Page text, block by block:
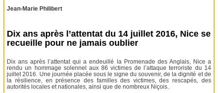
Jean-Marie Philibert
Dix ans après l’attentat du 14 juillet 2016, Nice se
recueille pour ne jamais oublier
Dix ans après l’attentat qui a endeuillé la Promenade des Anglais, Nice a
rendu un hommage solennel aux 86 victimes de l’attaque terroriste du 14
juillet 2016. Une journée placée sous le signe du souvenir, de la dignité et de
la résilience, en présence des familles des victimes, des rescapés, des
autorités locales et nationales, ainsi que de nombreux Niçois.